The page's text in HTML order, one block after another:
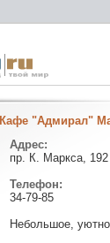
Кафе "Адмирал"
Адрес:
пр. К. Маркса, 192
Телефон:
34-79-85
Небольшое,